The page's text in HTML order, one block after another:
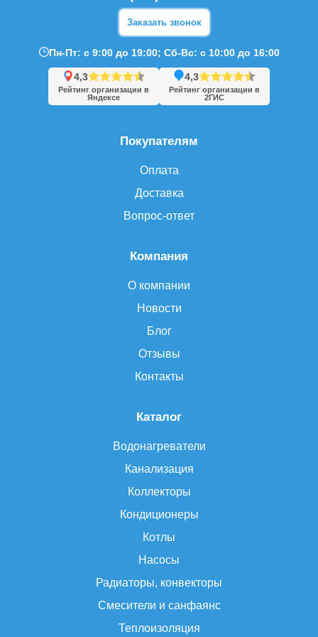
Каталог
Водонагреватели
Канализация
Коллекторы
Кондиционеры
Котлы
Насосы
Радиаторы, конвекторы
Смесители и санфаянс
Теплоизоляция
Компания
О компании
Новости
Блог
Отзывы
Контакты
Покупателям
Оплата
Доставка
Вопрос-ответ
Заказать звонок
Пн-Пт: с 9:00 до 19:00; Сб-Вс: с 10:00 до 16:00
4,3
Рейтинг организации в
Яндексе
4,3
Рейтинг организации в
2ГИС